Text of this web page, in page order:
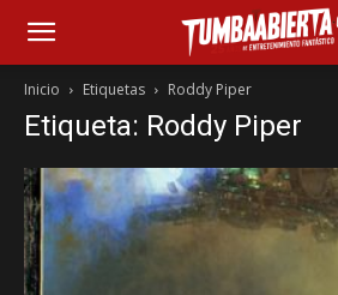
Inicio Etiquetas Roddy Piper
Etiqueta: Roddy Piper